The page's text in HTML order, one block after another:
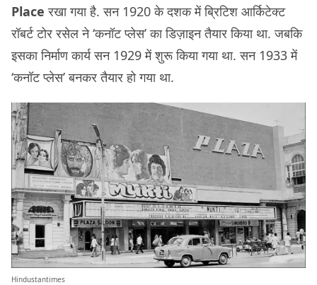
Placeरखा गया है. सन 1920 के दशक में ब्रिटिश आर्किटेक्ट
रॉबर्ट टोर रसेल ने ‘कनॉट प्लेस’ का डिज़ाइन तैयार किया था. जबकि
इसका निर्माण कार्य सन 1929 में शुरू किया गया था. सन 1933 में
‘कनॉट प्लेस’ बनकर तैयार हो गया था.
Hindustantimes